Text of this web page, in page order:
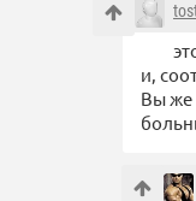
и,
Вы же